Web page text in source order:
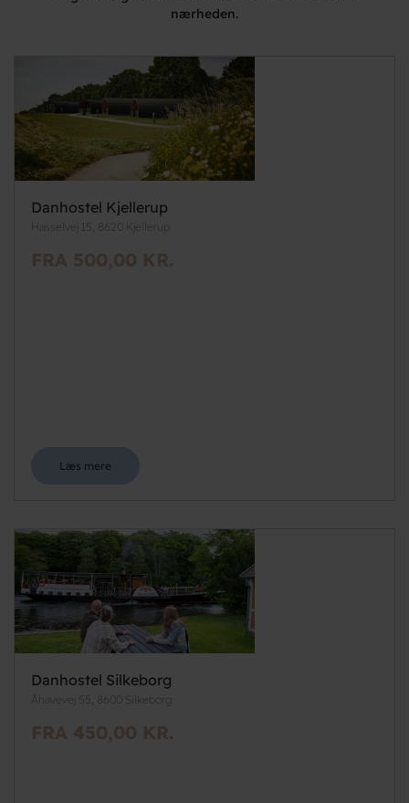
nærheden.
Danhostel Kjellerup
Hasselvej 15, 8620 Kjellerup
FRA 500,00 KR.
Læs mere
Danhostel Silkeborg
Åhavevej 55, 8600 Silkeborg
FRA 450,00 KR.